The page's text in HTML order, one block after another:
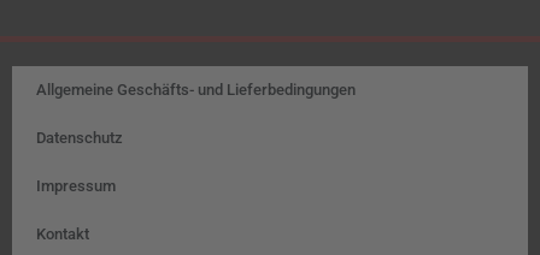
Allgemeine Geschäfts- und Lieferbedingungen
Datenschutz
Impressum
Kontakt